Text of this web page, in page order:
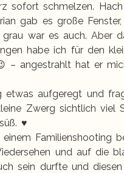
sofort schmelzen.
gab es große
war es auch. Aber
habe ich für den
– angestrahlt hat er
etwas aufgeregt und
Zwerg sichtlich viel
♥
Familienshooting
und auf die
sein durfte und